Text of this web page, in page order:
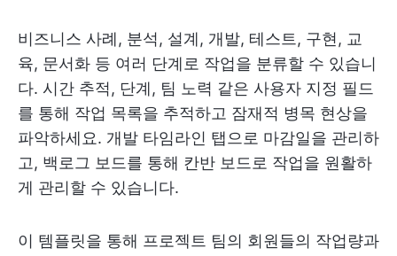
비즈니스 사례, 분석, 설계, 개발, 테스트, 구현, 교
육, 문서화 등 여러 단계로 작업을 분류할 수 있습니
다. 시간 추적, 단계, 팀 노력 같은 사용자 지정 필드
를 통해 작업 목록을 추적하고 잠재적 병목 현상을
파악하세요. 개발 타임라인 탭으로 마감일을 관리하
고, 백로그 보드를 통해 칸반 보드로 작업을 원활하
게 관리할 수 있습니다.
이 템플릿을 통해 프로젝트 팀의 회원들의 작업량과